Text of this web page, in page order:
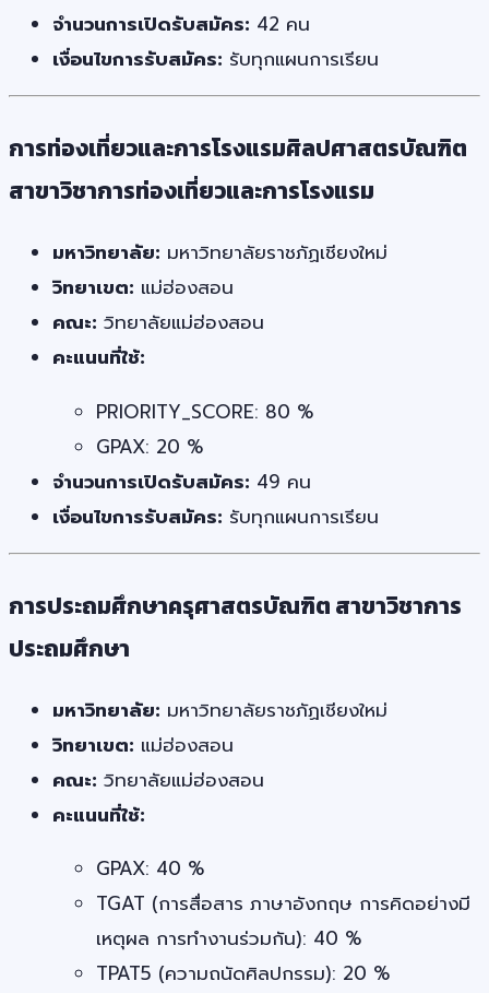
จำนวนการเปิดรับสมัคร: 42 คน
เงื่อนไขการรับสมัคร: รับทุกแผนการเรียน
การท่องเที่ยวและการโรงแรมศิลปศาสตรบัณฑิต
สาขาวิชาการท่องเที่ยวและการโรงแรม
มหาวิทยาลัย: มหาวิทยาลัยราชภัฏเชียงใหม่
วิทยาเขต: แม่ฮ่องสอน
คณะ: วิทยาลัยแม่ฮ่องสอน
คะแนนที่ใช้:
PRIORITY_SCORE: 80 %
GPAX: 20 %
จำนวนการเปิดรับสมัคร: 49 คน
เงื่อนไขการรับสมัคร: รับทุกแผนการเรียน
การประถมศึกษาครุศาสตรบัณฑิต สาขาวิชาการ
ประถมศึกษา
มหาวิทยาลัย: มหาวิทยาลัยราชภัฏเชียงใหม่
วิทยาเขต: แม่ฮ่องสอน
คณะ: วิทยาลัยแม่ฮ่องสอน
คะแนนที่ใช้:
GPAX: 40 %
TGAT (การสื่อสาร ภาษาอังกฤษ การคิดอย่างมี
เหตุผล การทำงานร่วมกัน): 40 %
TPAT5 (ความถนัดศิลปกรรม): 20 %